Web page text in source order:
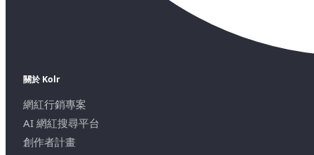
關於 Kolr
網紅行銷專案
AI 網紅搜尋平台
創作者計畫